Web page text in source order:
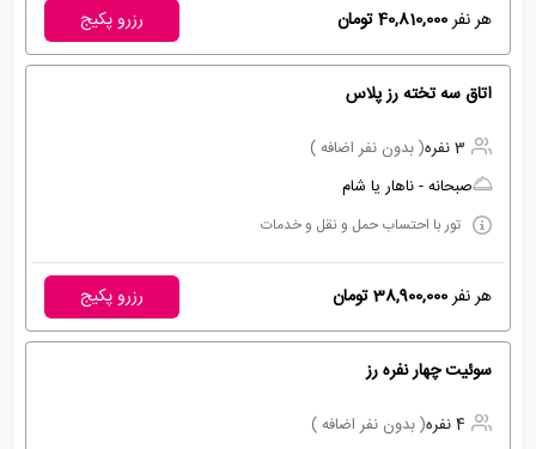
هر نفر40,810,000 تومان رزرو پکیج
اتاق سه تخته رز پلاس
3 نفره
( بدون نفر اضافه )
صبحانه - ناهار یا شام
تور با احتساب حمل و نقل و خدمات
هر نفر38,900,000 تومان رزرو پکیج
سوئیت چهار نفره رز
4 نفره
( بدون نفر اضافه )